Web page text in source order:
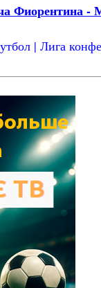
Фиорентина -
| Лига